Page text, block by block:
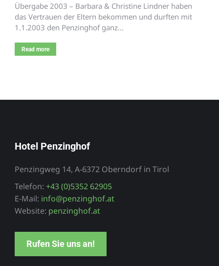
Übergabe 2003 – Barbara & Christine Lindner haben
das Vertrauen der Eltern bekommen und durften mit
1.1.2003 den Penzinghof ganz…
Read more
Hotel Penzinghof
Penzingweg 14, A-6372 Oberndorf in Tirol
Telefon: +43 (0)5352 62905
E-Mail: info@penzinghof.at
Website: penzinghof.at
Rufen Sie uns an!